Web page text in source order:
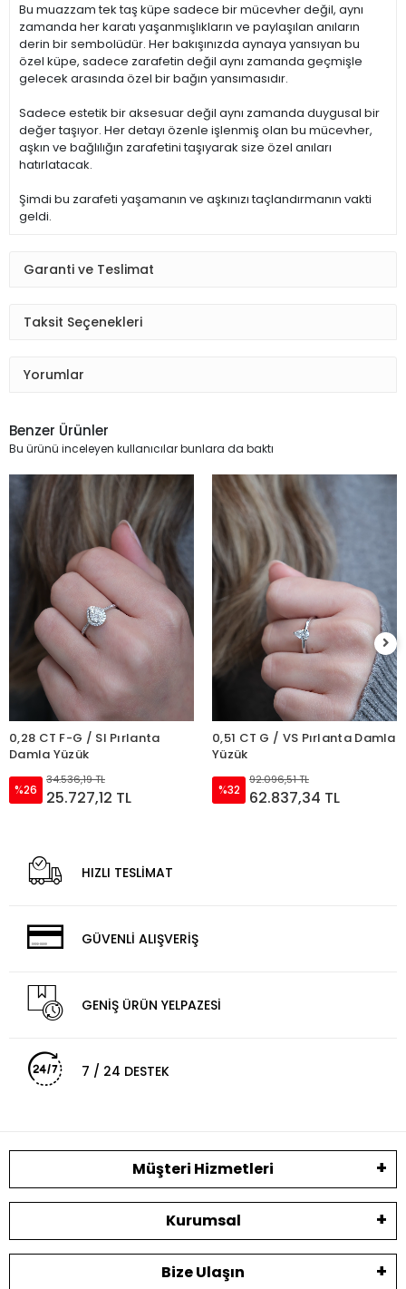
Bu muazzam tek taş küpe sadece bir mücevher değil, aynı
zamanda her karatı yaşanmışlıkların ve paylaşılan anıların
derin bir sembolüdür. Her bakışınızda aynaya yansıyan bu
özel küpe, sadece zarafetin değil aynı zamanda geçmişle
gelecek arasında özel bir bağın yansımasıdır.
Sadece estetik bir aksesuar değil aynı zamanda duygusal bir
değer taşıyor. Her detayı özenle işlenmiş olan bu mücevher,
aşkın ve bağlılığın zarafetini taşıyarak size özel anıları
hatırlatacak.
Şimdi bu zarafeti yaşamanın ve aşkınızı taçlandırmanın vakti
geldi.
Garanti ve Teslimat
Taksit Seçenekleri
Yorumlar
Benzer Ürünler
Bu ürünü inceleyen kullanıcılar bunlara da baktı
0,28 CT F-G / SI Pırlanta
Damla Yüzük
%26
34.536,19 TL
25.727,12 TL
0,51 CT G / VS Pırlanta Damla
Yüzük
%32
92.096,51 TL
62.837,34 TL
HIZLI TESLİMAT
GÜVENLİ ALIŞVERİŞ
GENİŞ ÜRÜN YELPAZESİ
7 / 24 DESTEK
Müşteri Hizmetleri
Kurumsal
Bize Ulaşın